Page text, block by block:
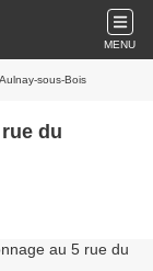
MENU
sous-Bois
du